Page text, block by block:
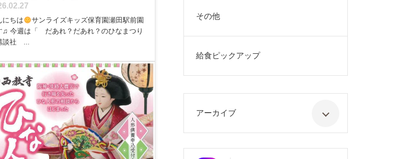
にちは
サンライズキッズ保育園瀬田駅前園
♫ 今週は「 だあれ？だあれ？のひなまつり
談社 ...
その他
給食ピックアップ
アーカイブ